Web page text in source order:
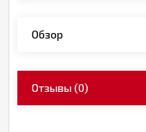
Обзор
Отзывы(0)